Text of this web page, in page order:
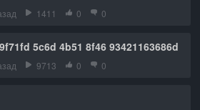
1411 0 0
5c6d 4b51 8f46 93421163686d
9713 0 0